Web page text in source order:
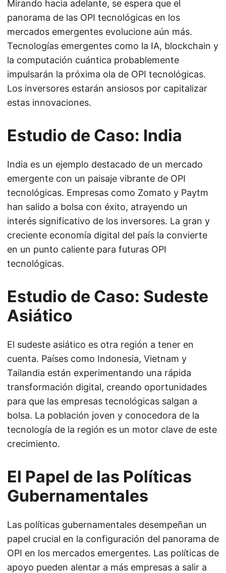
Mirando hacia adelante, se espera que el
panorama de las OPI tecnológicas en los
mercados emergentes evolucione aún más.
Tecnologías emergentes como la IA, blockchain y
la computación cuántica probablemente
impulsarán la próxima ola de OPI tecnológicas.
Los inversores estarán ansiosos por capitalizar
estas innovaciones.
Estudio de Caso: India
India es un ejemplo destacado de un mercado
emergente con un paisaje vibrante de OPI
tecnológicas. Empresas como Zomato y Paytm
han salido a bolsa con éxito, atrayendo un
interés significativo de los inversores. La gran y
creciente economía digital del país la convierte
en un punto caliente para futuras OPI
tecnológicas.
Estudio de Caso: Sudeste
Asiático
El sudeste asiático es otra región a tener en
cuenta. Países como Indonesia, Vietnam y
Tailandia están experimentando una rápida
transformación digital, creando oportunidades
para que las empresas tecnológicas salgan a
bolsa. La población joven y conocedora de la
tecnología de la región es un motor clave de este
crecimiento.
El Papel de las Políticas
Gubernamentales
Las políticas gubernamentales desempeñan un
papel crucial en la configuración del panorama de
OPI en los mercados emergentes. Las políticas de
apoyo pueden alentar a más empresas a salir a